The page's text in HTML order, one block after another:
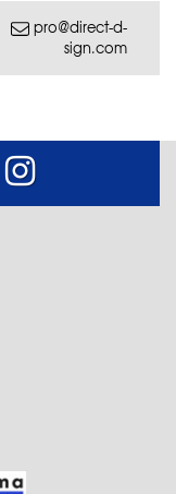
pro@direct-d-
sign.com